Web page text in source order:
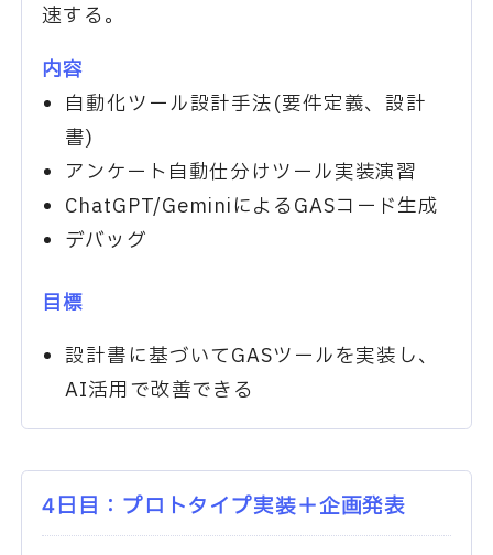
速する。
内容
自動化ツール設計手法(要件定義、設計
書)
アンケート自動仕分けツール実装演習
ChatGPT/GeminiによるGASコード生成
デバッグ
目標
設計書に基づいてGASツールを実装し、
AI活用で改善できる
4日目：プロトタイプ実装＋企画発表